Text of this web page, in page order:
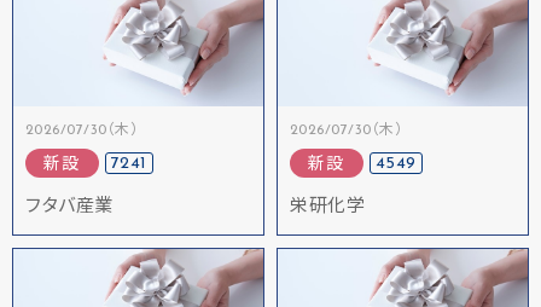
2026/07/30（木）
新設 7241
フタバ産業
2026/07/30（木）
新設 4549
栄研化学